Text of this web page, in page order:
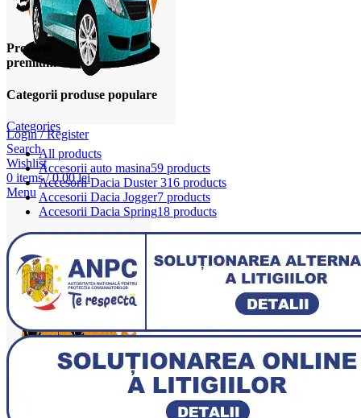
Login / Register
Search
Wishlist
0 items / 0,00lei
Menu
Produse
premium
Categorii produse populare
Categories
All products
Accesorii auto masina59 products
Accesorii Dacia Duster 316 products
Accesorii Dacia Jogger7 products
Accesorii Dacia Spring18 products